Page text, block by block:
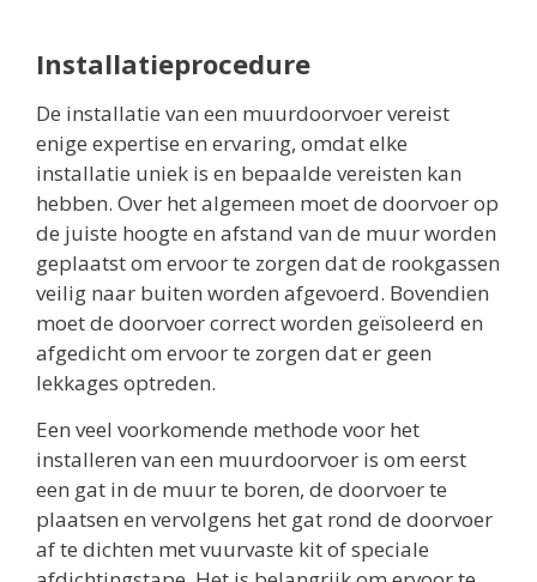
Installatieprocedure
De installatie van een muurdoorvoer vereist
enige expertise en ervaring, omdat elke
installatie uniek is en bepaalde vereisten kan
hebben. Over het algemeen moet de doorvoer op
de juiste hoogte en afstand van de muur worden
geplaatst om ervoor te zorgen dat de rookgassen
veilig naar buiten worden afgevoerd. Bovendien
moet de doorvoer correct worden geïsoleerd en
afgedicht om ervoor te zorgen dat er geen
lekkages optreden.
Een veel voorkomende methode voor het
installeren van een muurdoorvoer is om eerst
een gat in de muur te boren, de doorvoer te
plaatsen en vervolgens het gat rond de doorvoer
af te dichten met vuurvaste kit of speciale